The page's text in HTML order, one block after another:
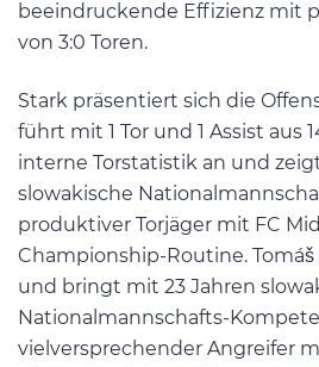
beeindruckende Effizienz mit
von 3:0 Toren.
Stark präsentiert sich die
führt mit 1 Tor und 1 Assist aus
interne Torstatistik an und
slowakische
produktiver Torjäger mit FC
Championship-Routine. Tomáš
und bringt mit 23 Jahren
Nationalmannschafts-
vielversprechender Angreifer